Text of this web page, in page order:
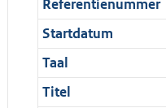
Referentienummer
Startdatum
Taal
Titel